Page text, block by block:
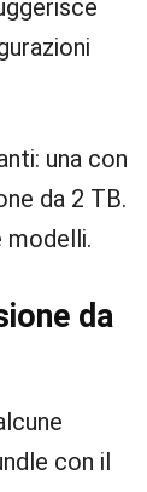
una con
da 2 TB.
modelli.
da
con il